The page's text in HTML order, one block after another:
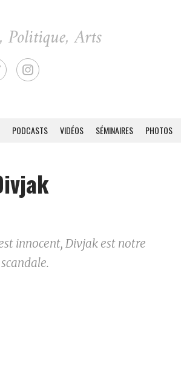
PODCASTS VIDÉOS SÉMINAIRES PHOTOS
innocent, Divjak est notre